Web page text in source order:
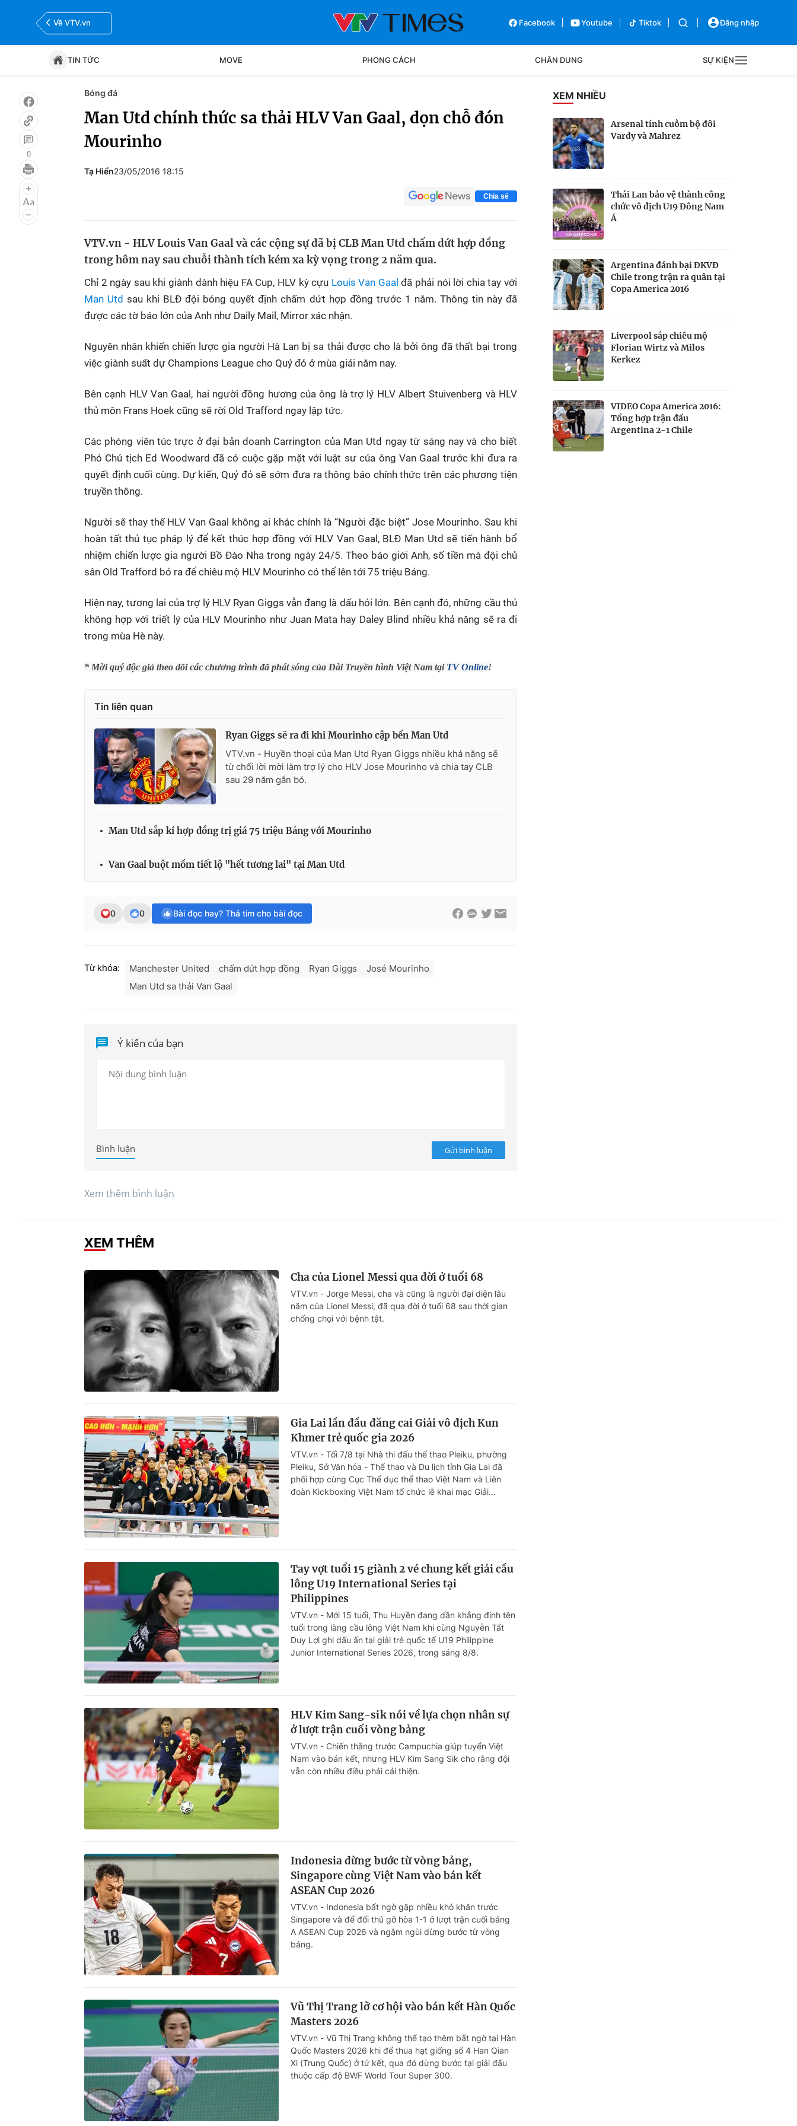
Về VTV.vn Facebook Youtube Tiktok Đăng nhập
TIN TỨC MOVE PHONG CÁCH CHÂN DUNG SỰ KIỆN
Tin tức
Bóng đá Bên lề
0
Bóng đá
Man Utd chính thức sa thải HLV Van Gaal, dọn chỗ đón
Mourinho
Tạ Hiển23/05/2016 18:15
Chia sẻ
VTV.vn - HLV Louis Van Gaal và các cộng sự đã bị CLB Man Utd chấm dứt hợp đồng
trong hôm nay sau chuỗi thành tích kém xa kỳ vọng trong 2 năm qua.
Chỉ 2 ngày sau khi giành dành hiệu FA Cup, HLV kỳ cựu Louis Van Gaal đã phải nói lời chia tay với
Man Utd sau khi BLĐ đội bóng quyết định chấm dứt hợp đồng trước 1 năm. Thông tin này đã
được các tờ báo lớn của Anh như Daily Mail, Mirror xác nhận.
Nguyên nhân khiến chiến lược gia người Hà Lan bị sa thải được cho là bởi ông đã thất bại trong
việc giành suất dự Champions League cho Quỷ đỏ ở mùa giải năm nay.
Bên cạnh HLV Van Gaal, hai người đồng hương của ông là trợ lý HLV Albert Stuivenberg và HLV
thủ môn Frans Hoek cũng sẽ rời Old Trafford ngay lập tức.
Các phóng viên túc trực ở đại bản doanh Carrington của Man Utd ngay từ sáng nay và cho biết
Phó Chủ tịch Ed Woodward đã có cuộc gặp mặt với luật sư của ông Van Gaal trước khi đưa ra
quyết định cuối cùng. Dự kiến, Quỷ đỏ sẽ sớm đưa ra thông báo chính thức trên các phương tiện
truyền thông.
Người sẽ thay thế HLV Van Gaal không ai khác chính là “Người đặc biệt” Jose Mourinho. Sau khi
hoàn tất thủ tục pháp lý để kết thúc hợp đồng với HLV Van Gaal, BLĐ Man Utd sẽ tiến hành bổ
nhiệm chiến lược gia người Bồ Đào Nha trong ngày 24/5. Theo báo giới Anh, số tiền mà đội chủ
sân Old Trafford bỏ ra để chiêu mộ HLV Mourinho có thể lên tới 75 triệu Bảng.
Hiện nay, tương lai của trợ lý HLV Ryan Giggs vẫn đang là dấu hỏi lớn. Bên cạnh đó, những cầu thủ
không hợp với triết lý của HLV Mourinho như Juan Mata hay Daley Blind nhiều khả năng sẽ ra đi
trong mùa Hè này.
* Mời quý độc giả theo dõi các chương trình đã phát sóng của Đài Truyền hình Việt Nam tại TV Online!
Tin liên quan
Ryan Giggs sẽ ra đi khi Mourinho cập bến Man Utd
VTV.vn - Huyền thoại của Man Utd Ryan Giggs nhiều khả năng sẽ
từ chối lời mời làm trợ lý cho HLV Jose Mourinho và chia tay CLB
sau 29 năm gắn bó.
Man Utd sắp kí hợp đồng trị giá 75 triệu Bảng với Mourinho
Van Gaal buột mồm tiết lộ "hết tương lai" tại Man Utd
0 0 Bài đọc hay? Thả tim cho bài đọc
Từ khóa: Manchester United chấm dứt hợp đồng Ryan Giggs
José Mourinho
Man Utd sa thải Van Gaal
Ý kiến của bạn
Gửi bình luận
Bình luận
Xem thêm bình luận
XEM NHIỀU
Arsenal tính cuỗm bộ đôi
Vardy và Mahrez
Thái Lan bảo vệ thành công
chức vô địch U19 Đông Nam
Á
Argentina đánh bại ĐKVĐ
Chile trong trận ra quân tại
Copa America 2016
Liverpool sắp chiêu mộ
Florian Wirtz và Milos
Kerkez
VIDEO Copa America 2016:
Tổng hợp trận đấu
Argentina 2-1 Chile
XEM THÊM
Cha của Lionel Messi qua đời ở tuổi 68
VTV.vn - Jorge Messi, cha và cũng là người đại diện lâu
năm của Lionel Messi, đã qua đời ở tuổi 68 sau thời gian
chống chọi với bệnh tật.
Gia Lai lần đầu đăng cai Giải vô địch Kun
Khmer trẻ quốc gia 2026
VTV.vn - Tối 7/8 tại Nhà thi đấu thể thao Pleiku, phường
Pleiku, Sở Văn hóa - Thể thao và Du lịch tỉnh Gia Lai đã
phối hợp cùng Cục Thể dục thể thao Việt Nam và Liên
đoàn Kickboxing Việt Nam tổ chức lễ khai mạc Giải...
Tay vợt tuổi 15 giành 2 vé chung kết giải cầu
lông U19 International Series tại
Philippines
VTV.vn - Mới 15 tuổi, Thu Huyền đang dần khẳng định tên
tuổi trong làng cầu lông Việt Nam khi cùng Nguyễn Tất
Duy Lợi ghi dấu ấn tại giải trẻ quốc tế U19 Philippine
Junior International Series 2026, trong sáng 8/8.
HLV Kim Sang-sik nói về lựa chọn nhân sự
ở lượt trận cuối vòng bảng
VTV.vn - Chiến thắng trước Campuchia giúp tuyển Việt
Nam vào bán kết, nhưng HLV Kim Sang Sik cho rằng đội
vẫn còn nhiều điều phải cải thiện.
Indonesia dừng bước từ vòng bảng,
Singapore cùng Việt Nam vào bán kết
ASEAN Cup 2026
VTV.vn - Indonesia bất ngờ gặp nhiều khó khăn trước
Singapore và để đối thủ gỡ hòa 1-1 ở lượt trận cuối bảng
A ASEAN Cup 2026 và ngậm ngùi dừng bước từ vòng
bảng.
Vũ Thị Trang lỡ cơ hội vào bán kết Hàn Quốc
Masters 2026
VTV.vn - Vũ Thị Trang không thể tạo thêm bất ngờ tại Hàn
Quốc Masters 2026 khi để thua hạt giống số 4 Han Qian
Xi (Trung Quốc) ở tứ kết, qua đó dừng bước tại giải đấu
thuộc cấp độ BWF World Tour Super 300.